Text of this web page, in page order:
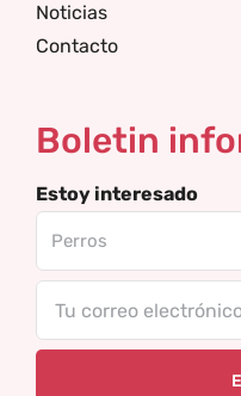
Noticias
Contacto
Boletin
Estoy interesado
electrónico